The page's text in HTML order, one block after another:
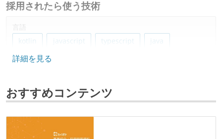
採用されたら使う技術
言語
kotlin
javascript typescript java
フレームワーク
プロジェクト管理
github
jira
詳細を見る
おすすめコンテンツ